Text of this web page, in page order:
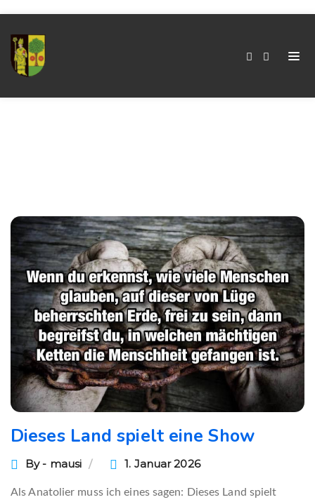
Kategorie:
Home Kategorie:Sekten
Dieses Land spielt eine Show
By - mausi 1. Januar 2026
Als Anatolier muss ich eines sagen: Dieses Land spielt